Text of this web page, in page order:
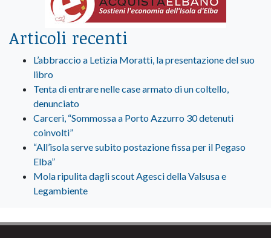
Articoli recenti
L’abbraccio a Letizia Moratti, la presentazione del suo
libro
Tenta di entrare nelle case armato di un coltello,
denunciato
Carceri, “Sommossa a Porto Azzurro 30 detenuti
coinvolti”
“All’isola serve subito postazione fissa per il Pegaso
Elba”
Mola ripulita dagli scout Agesci della Valsusa e
Legambiente